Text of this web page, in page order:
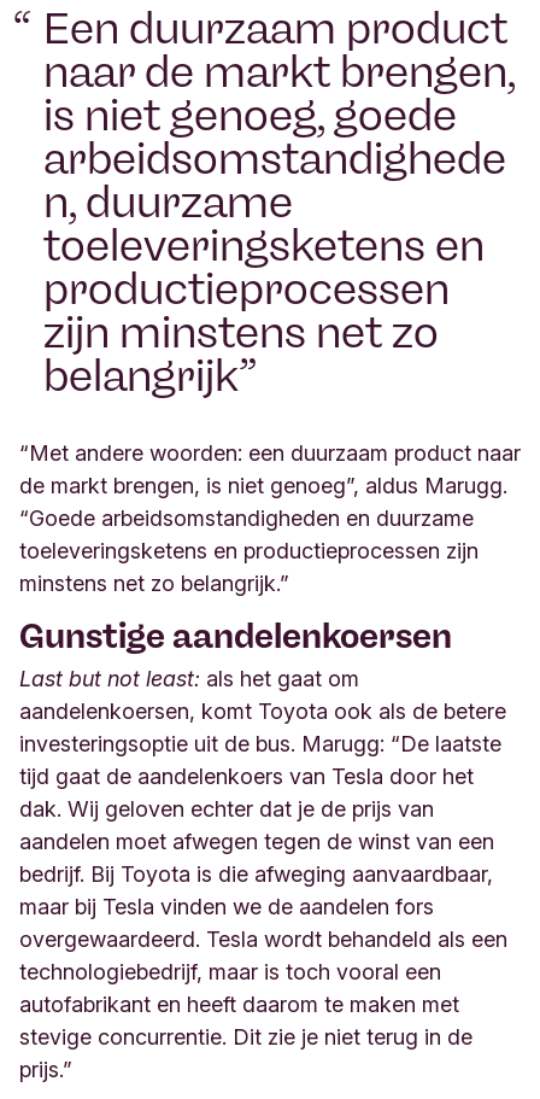
Een duurzaam product
naar de markt brengen,
is niet genoeg, goede
arbeidsomstandighede
n, duurzame
toeleveringsketens en
productieprocessen
zijn minstens net zo
belangrijk
“Met andere woorden: een duurzaam product naar
de markt brengen, is niet genoeg”, aldus Marugg.
“Goede arbeidsomstandigheden en duurzame
toeleveringsketens en productieprocessen zijn
minstens net zo belangrijk.”
Gunstige aandelenkoersen
Last but not least: als het gaat om
aandelenkoersen, komt Toyota ook als de betere
investeringsoptie uit de bus. Marugg: “De laatste
tijd gaat de aandelenkoers van Tesla door het
dak. Wij geloven echter dat je de prijs van
aandelen moet afwegen tegen de winst van een
bedrijf. Bij Toyota is die afweging aanvaardbaar,
maar bij Tesla vinden we de aandelen fors
overgewaardeerd. Tesla wordt behandeld als een
technologiebedrijf, maar is toch vooral een
autofabrikant en heeft daarom te maken met
stevige concurrentie. Dit zie je niet terug in de
prijs.”